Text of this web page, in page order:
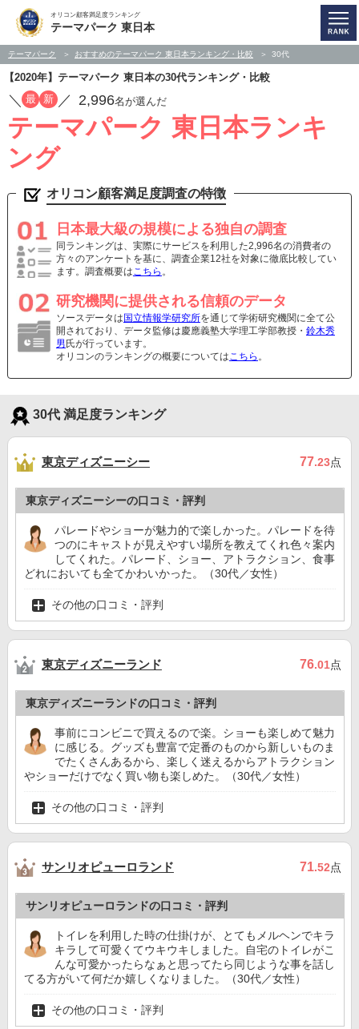
オリコン顧客満足度ランキング
テーマパーク 東日本
テーマパーク おすすめのテーマパーク 東日本ランキング・比較 30代
【2020年】テーマパーク 東日本の30代ランキング・比較
／ 最 新 ／ 2,996名が選んだ
テーマパーク 東日本ランキ
ング
オリコン顧客満足度調査の特徴
日本最大級の規模による独自の調査
同ランキングは、実際にサービスを利用した2,996名の消費者の
方々のアンケートを基に、調査企業12社を対象に徹底比較してい
ます。調査概要はこちら 。
研究機関に提供される信頼のデータ
ソースデータは 国立情報学研究所を通じて学術研究機関に全て公
開されており、データ監修は慶應義塾大学理工学部教授・ 鈴木秀
男 氏が行っています。
オリコンのランキングの概要についてはこちら 。
30代 満足度ランキング
東京ディズニーシー 77.23点
東京ディズニーシーの口コミ・評判
パレードやショーが魅力的で楽しかった。パレードを待
つのにキャストが見えやすい場所を教えてくれ色々案内
してくれた。パレード、ショー、アトラクション、食事
どれにおいても全てかわいかった。（30代／女性）
その他の口コミ・評判
東京ディズニーランド 76.01点
東京ディズニーランドの口コミ・評判
事前にコンビニで買えるので楽。ショーも楽しめて魅力
に感じる。グッズも豊富で定番のものから新しいものま
でたくさんあるから、楽しく迷えるからアトラクション
やショーだけでなく買い物も楽しめた。（30代／女性）
その他の口コミ・評判
サンリオピューロランド 71.52点
サンリオピューロランドの口コミ・評判
トイレを利用した時の仕掛けが、とてもメルヘンでキラ
キラして可愛くてウキウキしました。自宅のトイレがこ
んな可愛かったらなぁと思ってたら同じような事を話し
てる方がいて何だか嬉しくなりました。（30代／女性）
その他の口コミ・評判